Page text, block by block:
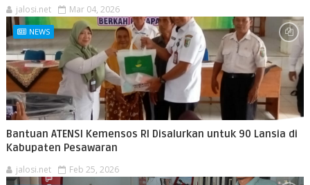
jalosi.net Mar 04, 2026
NEWS
Bantuan ATENSI Kemensos RI Disalurkan untuk 90 Lansia di
Kabupaten Pesawaran
jalosi.net Feb 25, 2026